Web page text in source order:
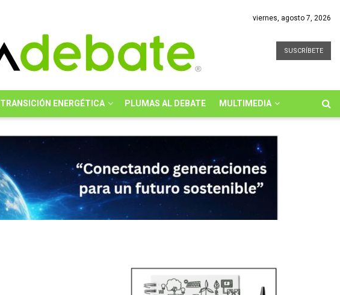
viernes, agosto 7, 2026
SUSCRÍBETE
TRANSICIÓN ENERGÉTICA PLUMAS AL DEBATE MULTIMEDIA